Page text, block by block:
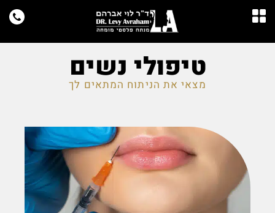
טיפולי נשים
מצאי את הניתוח המתאים לך